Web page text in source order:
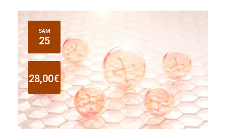
SAM
25
28,00€